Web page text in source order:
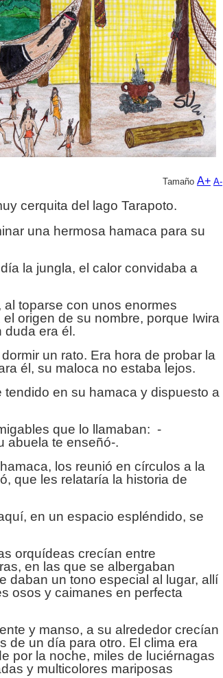
Tamaño A+ A-
cerquita del lago Tarapoto.
una hermosa hamaca para su
la jungla, el calor convidaba a
toparse con unos enormes
origen de su nombre, porque Iwira
duda era él.
un rato. Era hora de probar la
él, su maloca no estaba lejos.
en su hamaca y dispuesto a
que lo llamaban: -
abuela te enseñó-.
los reunió en círculos a la
que les relataría la historia de
en un espacio espléndido, se
orquídeas crecían entre
en las que se albergaban
daban un tono especial al lugar, allí
osos y caimanes en perfecta
y manso, a su alrededor crecían
de un día para otro. El clima era
por la noche, miles de luciérnagas
y multicolores mariposas